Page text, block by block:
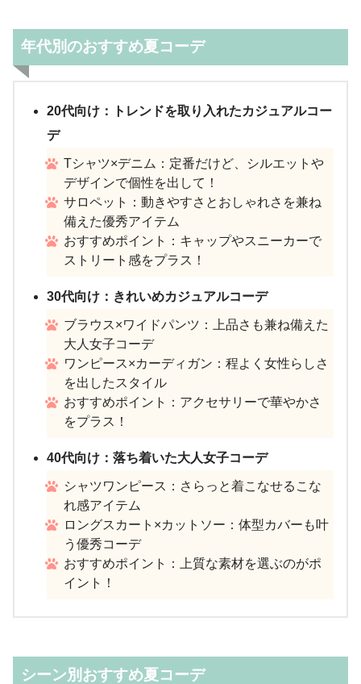
年代別のおすすめ夏コーデ
20代向け：トレンドを取り入れたカジュアルコー
デ
Tシャツ×デニム：定番だけど、シルエットや
デザインで個性を出して！
サロペット：動きやすさとおしゃれさを兼ね
備えた優秀アイテム
おすすめポイント：キャップやスニーカーで
ストリート感をプラス！
30代向け：きれいめカジュアルコーデ
ブラウス×ワイドパンツ：上品さも兼ね備えた
大人女子コーデ
ワンピース×カーディガン：程よく女性らしさ
を出したスタイル
おすすめポイント：アクセサリーで華やかさ
をプラス！
40代向け：落ち着いた大人女子コーデ
シャツワンピース：さらっと着こなせるこな
れ感アイテム
ロングスカート×カットソー：体型カバーも叶
う優秀コーデ
おすすめポイント：上質な素材を選ぶのがポ
イント！
シーン別おすすめ夏コーデ